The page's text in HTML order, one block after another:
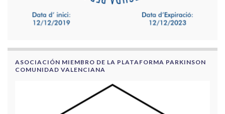
ASOCIACIÓN MIEMBRO DE LA PLATAFORMA PARKINSON
COMUNIDAD VALENCIANA